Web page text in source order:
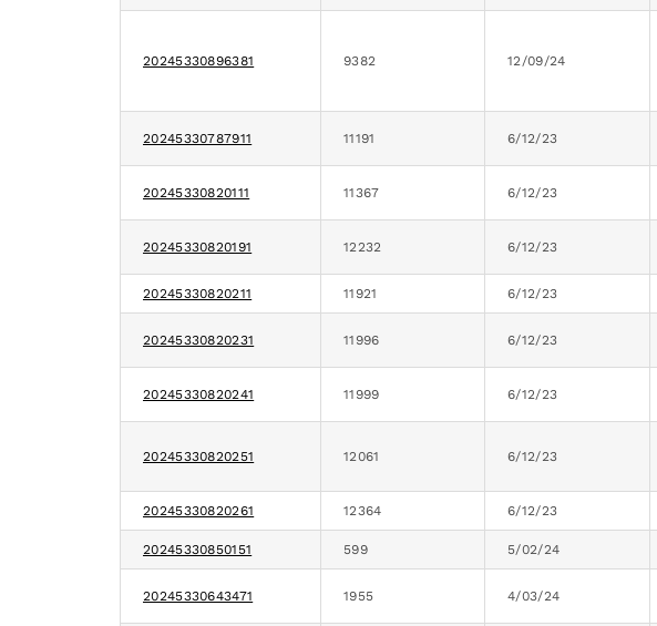
20245330896381 9382 12/09/24
20245330787911 11191 6/12/23
20245330820111 11367 6/12/23
20245330820191 12232 6/12/23
20245330820211 11921 6/12/23
20245330820231 11996 6/12/23
20245330820241 11999 6/12/23
20245330820251 12061 6/12/23
20245330820261 12364 6/12/23
20245330850151 599 5/02/24
20245330643471 1955 4/03/24